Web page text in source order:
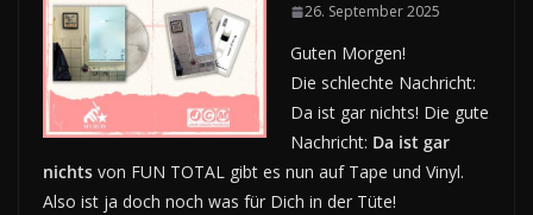
26. September 2025
Guten Morgen!
Die schlechte Nachricht:
Da ist gar nichts! Die gute
Nachricht: Da ist gar
nichts von FUN TOTAL gibt es nun auf Tape und Vinyl.
Also ist ja doch noch was für Dich in der Tüte!